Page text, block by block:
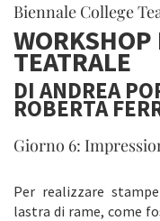
Biennale College
TEATRALE
DI ANDREA
ROBERTA
Giorno 6:
Per realizzare
lastra di rame, come